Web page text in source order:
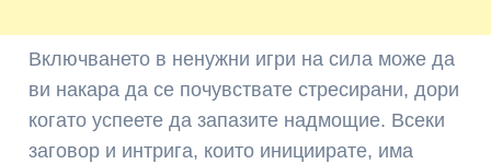
Включването в ненужни игри на сила може да
ви накара да се почувствате стресирани, дори
когато успеете да запазите надмощие. Всеки
заговор и интрига, които инициирате, има